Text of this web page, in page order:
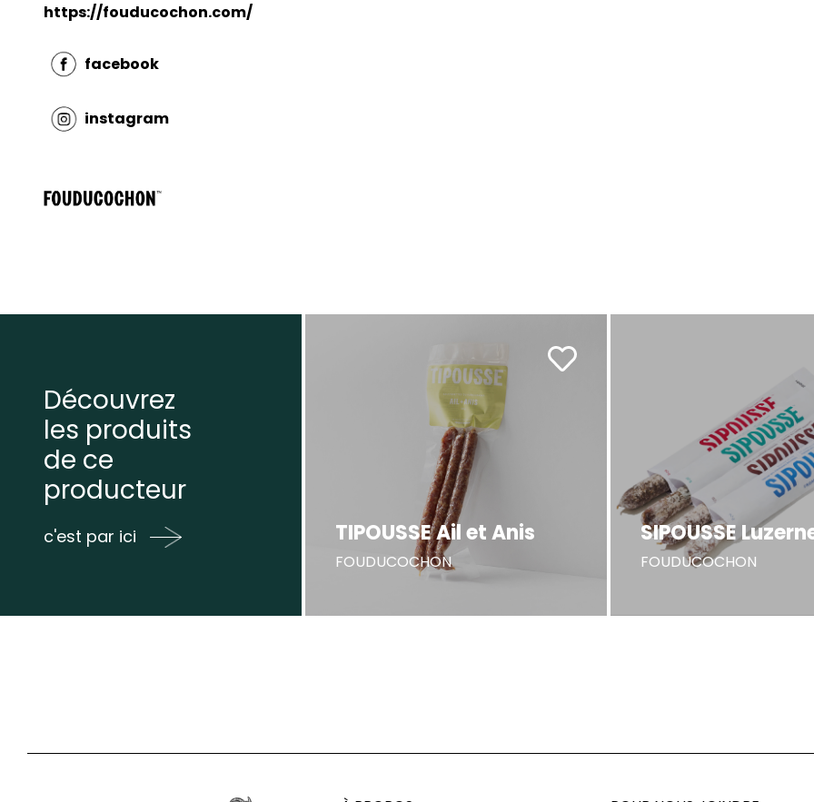
https://fouducochon.com/
facebook
instagram
Découvrez
les produits
de ce
producteur
c'est par ici TIPOUSSE Ail et Anis
FOUDUCOCHON
SIPOUSSE
FOUDUCOCHON